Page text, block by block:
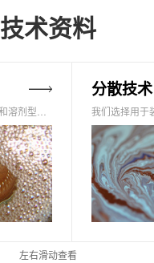
技术资料
分散技术
左右滑动查看